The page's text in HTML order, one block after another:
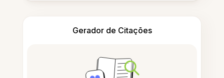
Gerador de Citações